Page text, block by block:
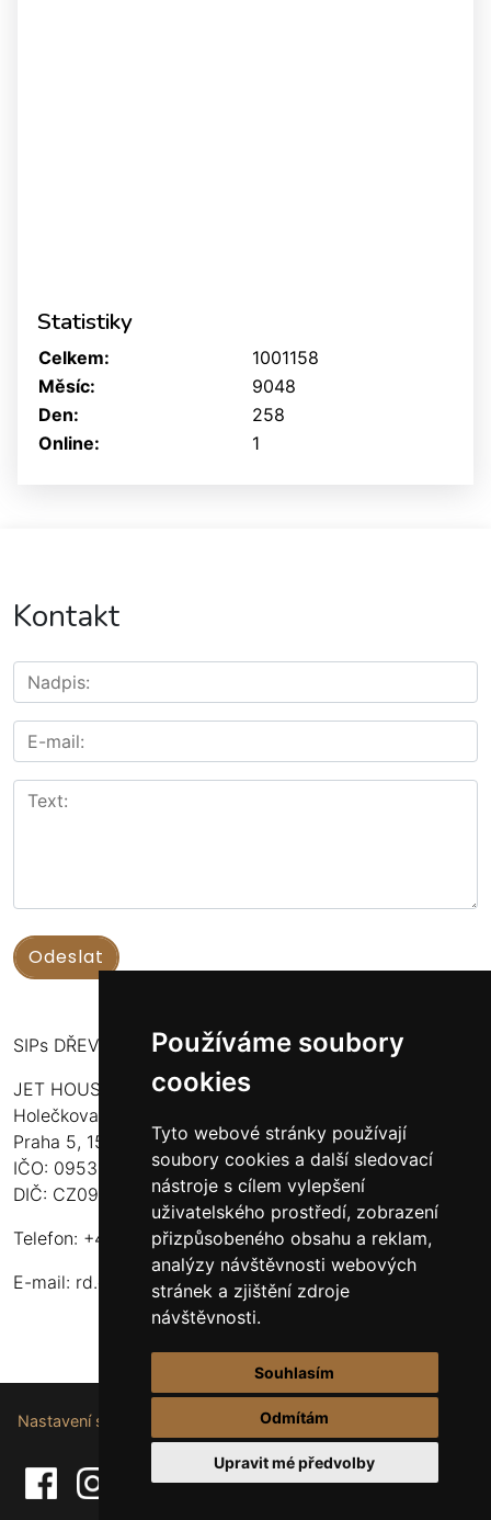
Používáme soubory
cookies
Tyto webové stránky používají
soubory cookies a další sledovací
nástroje s cílem vylepšení
uživatelského prostředí, zobrazení
přizpůsobeného obsahu a reklam,
analýzy návštěvnosti webových
stránek a zjištění zdroje
návštěvnosti.
Souhlasím
Odmítám
Upravit mé předvolby
Statistiky
Online: 1
Celkem:
1001158
Měsíc:
9048
Den:
258
Kontakt
SIPs DŘEVOSTAVBY
JET HOUSE S.R.O.
Holečkova 789/49
Praha 5, 150 00
IČO: 09532935
DIČ: CZ09532935
Telefon: +420 737 107 003
E-mail: rd.drevostavby@gmail.com
Nastavení souborů cookie.